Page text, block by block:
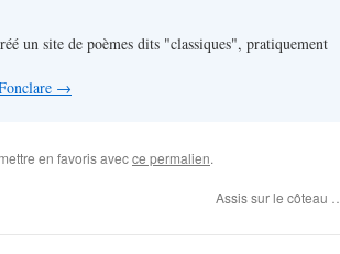
un site de poèmes dits "classiques", pratiquement
→
en favoris avecce permalien.
Assis sur le côteau …